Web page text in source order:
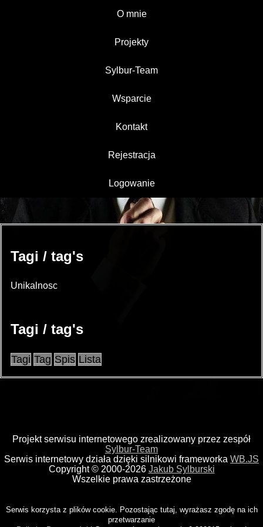
O mnie
Projekty
Sylbur-Team
Wsparcie
Kontakt
Rejestracja
Logowanie
Tagi / tag's
Unikalnosc
Tagi / tag's
Tagi Tag Spis Lista
Projekt serwisu internetowego zrealizowany przez zespół
Sylbur-Team
Serwis internetowy działa dzięki silnikowi frameworka WB.JS
Copyright © 2000-2026 Jakub Sylburski
Wszelkie prawa zastrzeżone
Serwis korzysta z plików cookie. Pozostając tutaj, wyrażasz zgodę na ich
przetwarzanie